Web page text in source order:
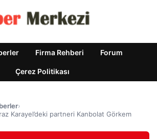
Firma Rehberi Forum
Çerez Politikası
›
Karayel’deki partneri Kanbolat Görkem